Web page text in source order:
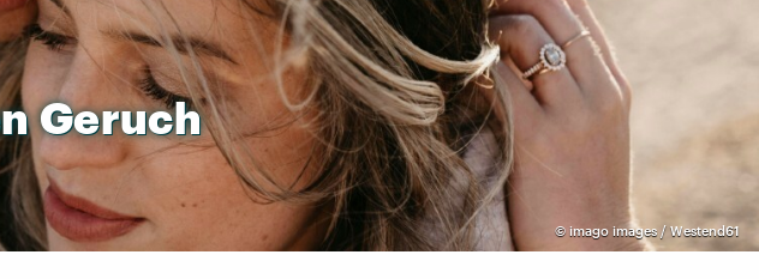
© imago images / Westend61
Geruch